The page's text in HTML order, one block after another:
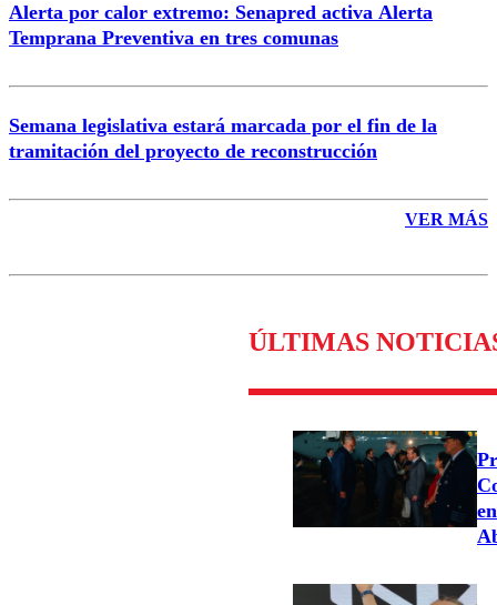
Alerta por calor extremo: Senapred activa Alerta
Temprana Preventiva en tres comunas
Semana legislativa estará marcada por el fin de la
tramitación del proyecto de reconstrucción
VER MÁS
ÚLTIMAS